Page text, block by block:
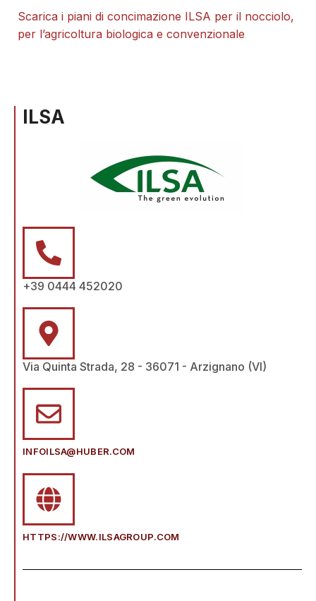
Scarica i piani di concimazione ILSA per il nocciolo,
per l’agricoltura biologica e convenzionale
ILSA
+39 0444 452020
Via Quinta Strada, 28 - 36071 - Arzignano (VI)
INFOILSA@HUBER.COM
HTTPS://WWW.ILSAGROUP.COM